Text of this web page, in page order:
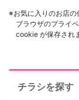
※お気に入りのお店の
ブラウザのプライ
cookie が保存され
チラシを探す